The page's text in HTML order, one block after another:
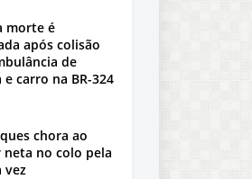
morte é
após colisão
de
e carro na BR-324
chora ao
neta no colo pela
vez